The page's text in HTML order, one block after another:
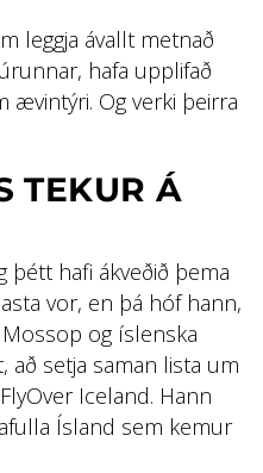
leggja ávallt metnað
hafa upplifað
ævintýri. Og verki þeirra
TEKUR Á
þétt hafi ákveðið þema
vor, en þá hóf hann,
og íslenska
að setja saman lista um
Iceland. Hann
Ísland sem kemur